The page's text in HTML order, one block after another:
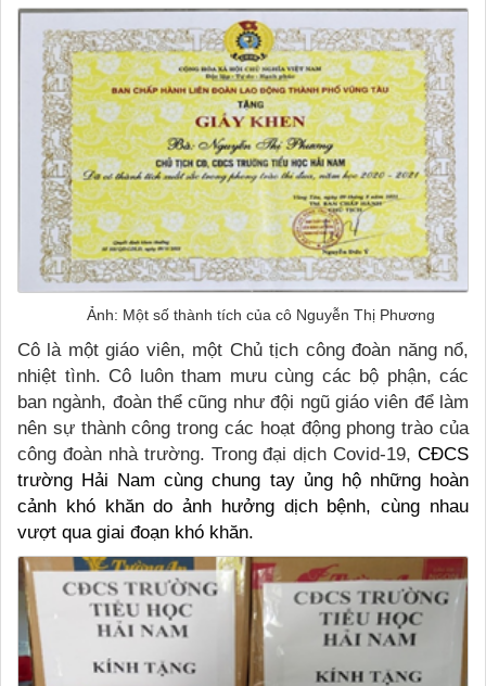
Ảnh: Một số thành tích của cô Nguyễn Thị Phương
Cô là một giáo viên, một Chủ tịch công đoàn năng nổ,
nhiệt tình. Cô luôn tham mưu cùng các bộ phận, các
ban ngành, đoàn thể cũng như đội ngũ giáo viên để làm
nên sự thành công trong các hoạt động phong trào của
công đoàn nhà trường. Trong đại dịch Covid-19, CĐCS
trường Hải Nam cùng chung tay ủng hộ những hoàn
cảnh khó khăn do ảnh hưởng dịch bệnh, cùng nhau
vượt qua giai đoạn khó khăn.